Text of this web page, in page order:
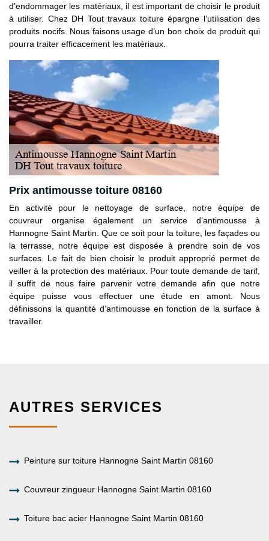
d’endommager les matériaux, il est important de choisir le produit
à utiliser. Chez DH Tout travaux toiture épargne l’utilisation des
produits nocifs. Nous faisons usage d’un bon choix de produit qui
pourra traiter efficacement les matériaux.
Prix antimousse toiture 08160
En activité pour le nettoyage de surface, notre équipe de
couvreur organise également un service d’antimousse à
Hannogne Saint Martin. Que ce soit pour la toiture, les façades ou
la terrasse, notre équipe est disposée à prendre soin de vos
surfaces. Le fait de bien choisir le produit approprié permet de
veiller à la protection des matériaux. Pour toute demande de tarif,
il suffit de nous faire parvenir votre demande afin que notre
équipe puisse vous effectuer une étude en amont. Nous
définissons la quantité d’antimousse en fonction de la surface à
travailler.
AUTRES SERVICES
Peinture sur toiture Hannogne Saint Martin 08160
Couvreur zingueur Hannogne Saint Martin 08160
Toiture bac acier Hannogne Saint Martin 08160